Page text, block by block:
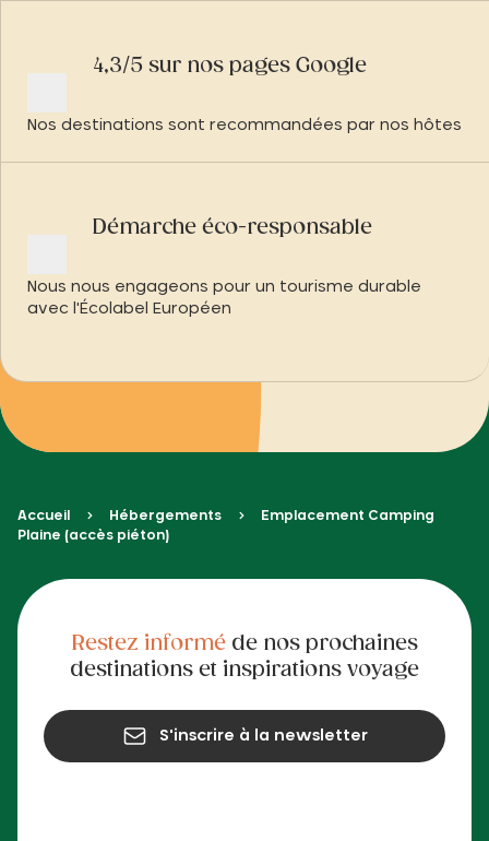
4,3/5 sur nos pages Google
Nos destinations sont recommandées par nos hôtes
Démarche éco-responsable
Nous nous engageons pour un tourisme durable
avec l'Écolabel Européen
Accueil Hébergements
Emplacement Camping
Plaine (accès piéton)
Restez informéde nos prochaines
destinations et inspirations voyage
S'inscrire à la newsletter